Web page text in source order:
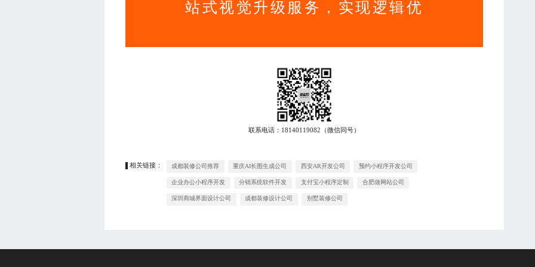
站式视觉升级服务，实现逻辑优
联系电话： 18140119082 （微信同号）
相关链接： 成都装修公司推荐 重庆AI长图生成公司 西安AR开发公司 预约小程序开发公司
企业办公小程序开发 分销系统软件开发 支付宝小程序定制 合肥做网站公司
深圳商城界面设计公司 成都装修设计公司 别墅装修公司